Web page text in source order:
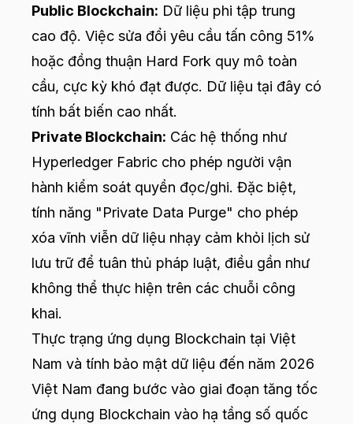
Public Blockchain: Dữ liệu phi tập trung
cao độ. Việc sửa đổi yêu cầu tấn công 51%
hoặc đồng thuận Hard Fork quy mô toàn
cầu, cực kỳ khó đạt được. Dữ liệu tại đây có
tính bất biến cao nhất.
Private Blockchain: Các hệ thống như
Hyperledger Fabric cho phép người vận
hành kiểm soát quyền đọc/ghi. Đặc biệt,
tính năng "Private Data Purge" cho phép
xóa vĩnh viễn dữ liệu nhạy cảm khỏi lịch sử
lưu trữ để tuân thủ pháp luật, điều gần như
không thể thực hiện trên các chuỗi công
khai.
Thực trạng ứng dụng Blockchain tại Việt
Nam và tính bảo mật dữ liệu đến năm 2026
Việt Nam đang bước vào giai đoạn tăng tốc
ứng dụng Blockchain vào hạ tầng số quốc